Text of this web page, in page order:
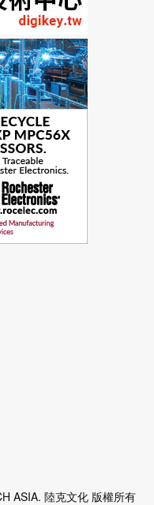
ASIA. 陸克文化 版權所有